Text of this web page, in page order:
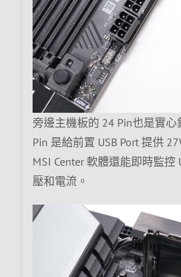
旁邊主機板的 24 Pin也是實
Pin 是給前置 USB Port 提供
MSI Center 軟體還能即時監控
壓和電流。